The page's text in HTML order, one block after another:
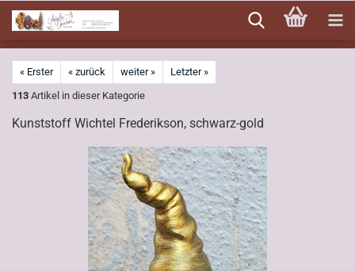
zum
Hauptinhalt
« Erster « zurück weiter »
Letzter »
113 Artikel in dieser Kategorie
Kunststoff Wichtel Frederikson, schwarz-gold